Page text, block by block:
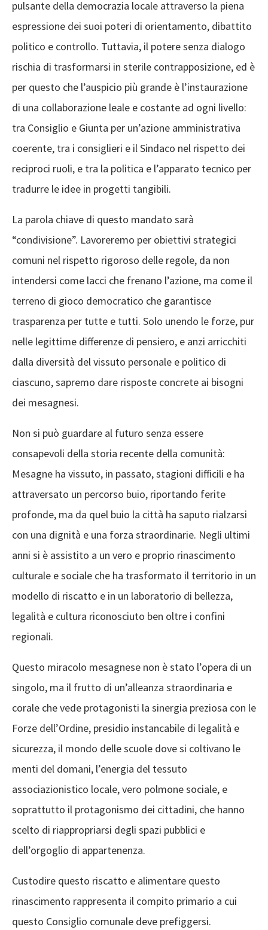
pulsante della democrazia locale attraverso la piena
espressione dei suoi poteri di orientamento, dibattito
politico e controllo. Tuttavia, il potere senza dialogo
rischia di trasformarsi in sterile contrapposizione, ed è
per questo che l’auspicio più grande è l’instaurazione
di una collaborazione leale e costante ad ogni livello:
tra Consiglio e Giunta per un’azione amministrativa
coerente, tra i consiglieri e il Sindaco nel rispetto dei
reciproci ruoli, e tra la politica e l’apparato tecnico per
tradurre le idee in progetti tangibili.
La parola chiave di questo mandato sarà
“condivisione”. Lavoreremo per obiettivi strategici
comuni nel rispetto rigoroso delle regole, da non
intendersi come lacci che frenano l’azione, ma come il
terreno di gioco democratico che garantisce
trasparenza per tutte e tutti. Solo unendo le forze, pur
nelle legittime differenze di pensiero, e anzi arricchiti
dalla diversità del vissuto personale e politico di
ciascuno, sapremo dare risposte concrete ai bisogni
dei mesagnesi.
Non si può guardare al futuro senza essere
consapevoli della storia recente della comunità:
Mesagne ha vissuto, in passato, stagioni difficili e ha
attraversato un percorso buio, riportando ferite
profonde, ma da quel buio la città ha saputo rialzarsi
con una dignità e una forza straordinarie. Negli ultimi
anni si è assistito a un vero e proprio rinascimento
culturale e sociale che ha trasformato il territorio in un
modello di riscatto e in un laboratorio di bellezza,
legalità e cultura riconosciuto ben oltre i confini
regionali.
Questo miracolo mesagnese non è stato l’opera di un
singolo, ma il frutto di un’alleanza straordinaria e
corale che vede protagonisti la sinergia preziosa con le
Forze dell’Ordine, presidio instancabile di legalità e
sicurezza, il mondo delle scuole dove si coltivano le
menti del domani, l’energia del tessuto
associazionistico locale, vero polmone sociale, e
soprattutto il protagonismo dei cittadini, che hanno
scelto di riappropriarsi degli spazi pubblici e
dell’orgoglio di appartenenza.
Custodire questo riscatto e alimentare questo
rinascimento rappresenta il compito primario a cui
questo Consiglio comunale deve prefiggersi.